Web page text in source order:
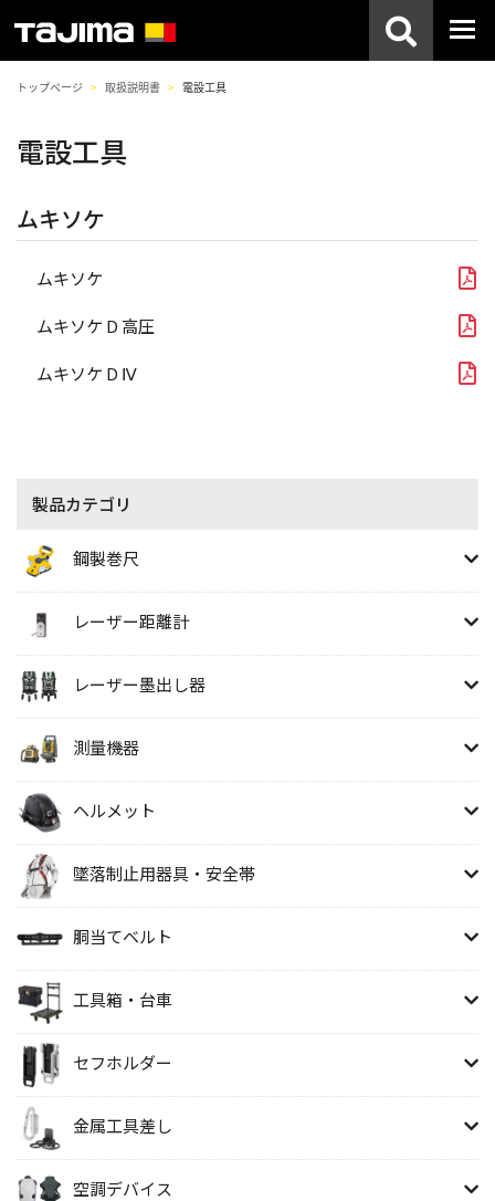
トップページ 取扱説明書 電設工具
電設工具
ムキソケ
ムキソケ
ムキソケ D 高圧
ムキソケ D Ⅳ
製品カテゴリ
鋼製巻尺
レーザー距離計
レーザー墨出し器
測量機器
ヘルメット
墜落制止用器具・安全帯
胴当てベルト
工具箱・台車
セフホルダー
金属工具差し
空調デバイス